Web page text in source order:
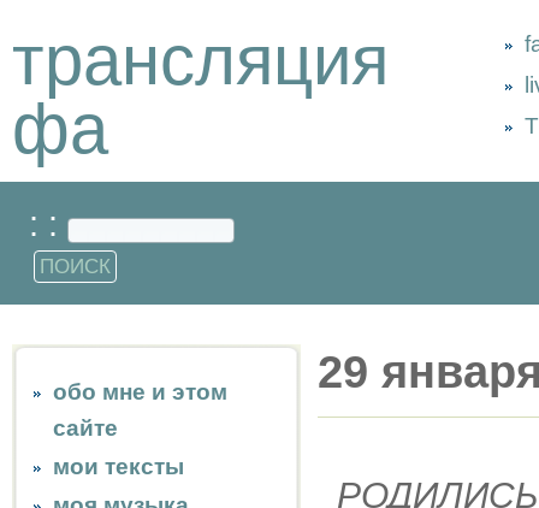
трансляция
фа
: :
обо мне и этом
сайте
мои тексты
29
РОДИЛИСЬ